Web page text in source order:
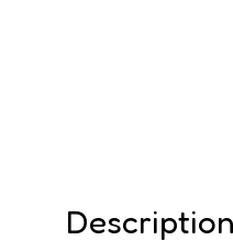
Description